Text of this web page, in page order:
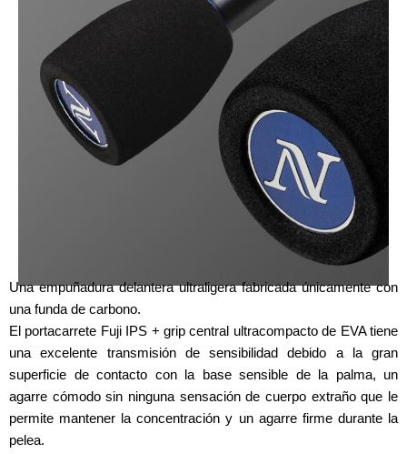
Una empuñadura delantera ultraligera fabricada únicamente con
una funda de carbono.
El portacarrete Fuji IPS + grip central ultracompacto de EVA tiene
una excelente transmisión de sensibilidad debido a la gran
superficie de contacto con la base sensible de la palma, un
agarre cómodo sin ninguna sensación de cuerpo extraño que le
permite mantener la concentración y un agarre firme durante la
pelea.